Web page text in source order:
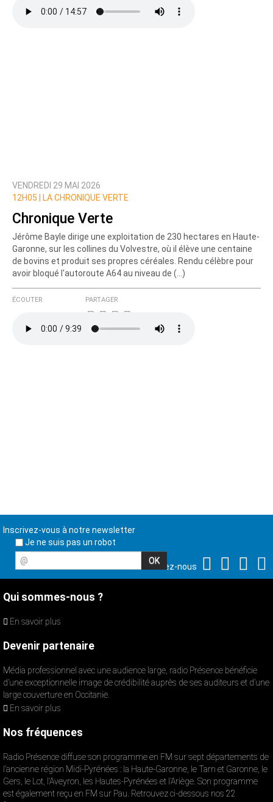
VENDREDI 29 MAI 2026
12H05 |
LA CHRONIQUE VERTE
Chronique Verte
Jérôme Bayle dirige une exploitation de 230 hectares en Haute-
Garonne, sur les collines du Volvestre, où il élève une centaine
de bovins et produit ses propres céréales. Rendu célèbre pour
avoir bloqué l'autoroute A64 au niveau de (…)
ÉCOUTER PARTAGER
Inscrivez-vous à notre newsletter
Je ne suis pas un robot
@
Suivez-nous
Qui sommes-nous ?
En savoir plus
Devenir partenaire
Média professionnel avec une audience large, radio Présence bénéficie
d’une exceptionnelle image de crédibilité auprès de ses auditeurs et d’une
large couverture en Occitanie.
En savoir plus
Nos fréquences
Radio Présence diffuse son programme en FM sur sept départements de
l’ancienne région Midi-Pyrénées : la Haute-Garonne, le Tarn et Garonne, le
Gers, le Lot, l’Aveyron, les Hautes-Pyrénées et l’Ariège. Son programme
est également reçu en FM sur Pau. Retrouvez ci-dessous nos 22